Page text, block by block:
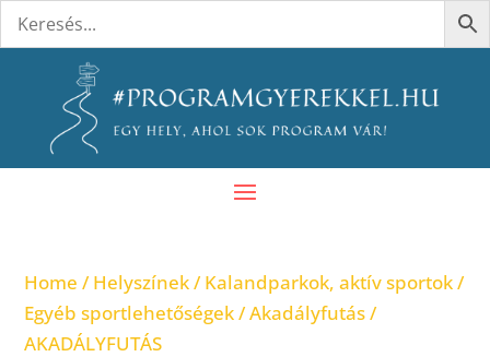
Home /Helyszínek/Kalandparkok, aktív sportok/
Egyéb sportlehetőségek/Akadályfutás/
AKADÁLYFUTÁS